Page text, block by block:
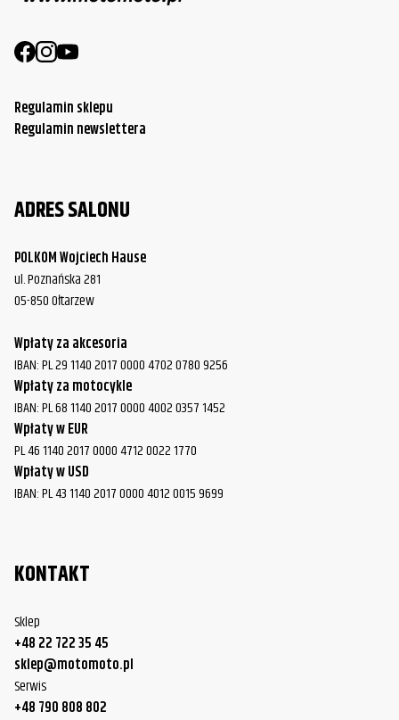
Regulamin sklepu
Regulamin newslettera
ADRES SALONU
POLKOM Wojciech Hause
ul. Poznańska 281
05-850 Ołtarzew
Wpłaty za akcesoria
IBAN: PL 29 1140 2017 0000 4702 0780 9256
Wpłaty za motocykle
IBAN: PL 68 1140 2017 0000 4002 0357 1452
Wpłaty w EUR
PL 46 1140 2017 0000 4712 0022 1770
Wpłaty w USD
IBAN: PL 43 1140 2017 0000 4012 0015 9699
KONTAKT
Sklep
+48 22 722 35 45
sklep@motomoto.pl
Serwis
+48 790 808 802